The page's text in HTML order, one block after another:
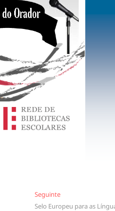
SeguinteSeguinte
Selo Europeu para as